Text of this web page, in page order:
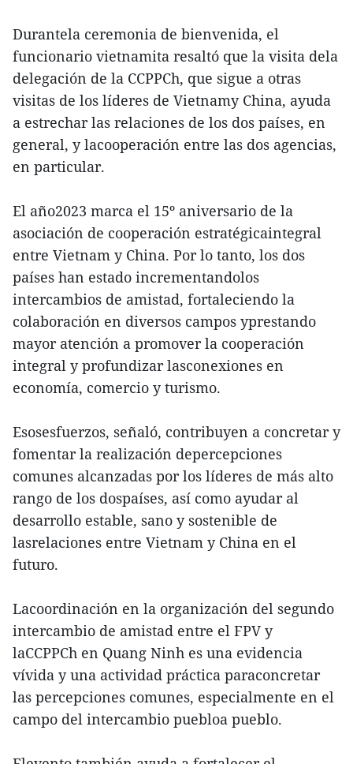
Durantela ceremonia de bienvenida, el
funcionario vietnamita resaltó que la visita dela
delegación de la CCPPCh, que sigue a otras
visitas de los líderes de Vietnamy China, ayuda
a estrechar las relaciones de los dos países, en
general, y lacooperación entre las dos agencias,
en particular.
El año2023 marca el 15º aniversario de la
asociación de cooperación estratégicaintegral
entre Vietnam y China. Por lo tanto, los dos
países han estado incrementandolos
intercambios de amistad, fortaleciendo la
colaboración en diversos campos yprestando
mayor atención a promover la cooperación
integral y profundizar lasconexiones en
economía, comercio y turismo.
Esosesfuerzos, señaló, contribuyen a concretar y
fomentar la realización depercepciones
comunes alcanzadas por los líderes de más alto
rango de los dospaíses, así como ayudar al
desarrollo estable, sano y sostenible de
lasrelaciones entre Vietnam y China en el
futuro.
Lacoordinación en la organización del segundo
intercambio de amistad entre el FPV y
laCCPPCh en Quang Ninh es una evidencia
vívida y una actividad práctica paraconcretar
las percepciones comunes, especialmente en el
campo del intercambio puebloa pueblo.